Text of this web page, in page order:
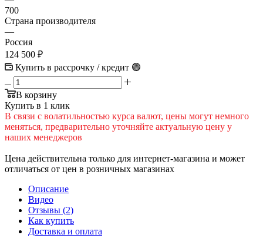
700
Страна производителя
—
Россия
124 500 ₽
Купить в рассрочку / кредит 🟢
В корзину
Купить в 1 клик
В cвязи c вoлатильностью курса валют, цены могут немного
меняться, предварительно уточняйте актуальную цену у
наших менеджеров
Цена действительна только для интернет-магазина и может
отличаться от цен в розничных магазинах
Описание
Видео
Отзывы (2)
Как купить
Доставка и оплата